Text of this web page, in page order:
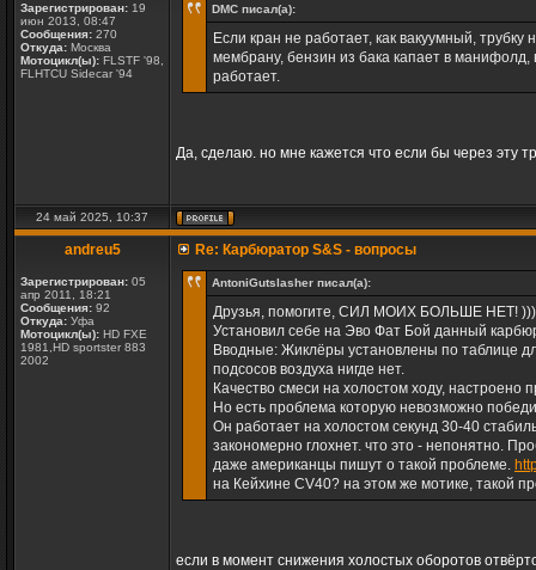
Зарегистрирован: 19
июн 2013, 08:47
Сообщения: 270
Откуда: Москва
Мотоцикл(ы): FLSTF '98,
FLHTCU Sidecar '94
DMC писал(а):
Если кран не работает, как вакуумный,
мембрану, бензин из бака капает в манифолд,
работает.
Да, сделаю. но мне кажется что если бы через эту
24 май 2025, 10:37
andreu5
Зарегистрирован: 05
апр 2011, 18:21
Сообщения: 92
Откуда: Уфа
Мотоцикл(ы): HD FXE
1981,HD sportster 883
2002
Re: Карбюратор S&S - вопросы
AntoniGutslasher писал(а):
Друзья, помогите, СИЛ МОИХ БОЛЬШЕ НЕТ!
Установил себе на Эво Фат Бой данный
Вводные: Жиклёры установлены по таблице
подсосов воздуха нигде нет.
Качество смеси на холостом ходу,
Но есть проблема которую невозможно
Он работает на холостом секунд 30-40
закономерно глохнет. что это - непонятно.
даже американцы пишут о такой проблеме.
на Кейхине CV40? на этом же мотике, такой
если в момент снижения холостых оборотов